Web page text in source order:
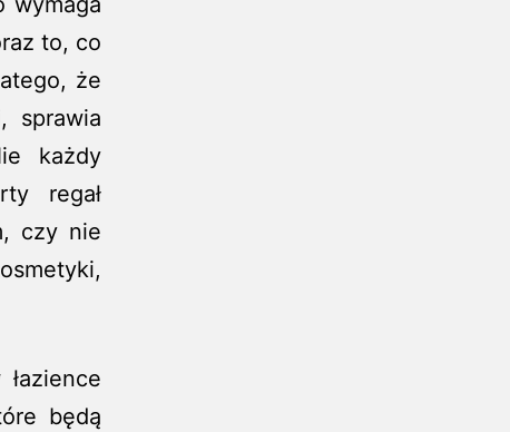
to, co
że
sprawia
każdy
regał
czy nie
będą